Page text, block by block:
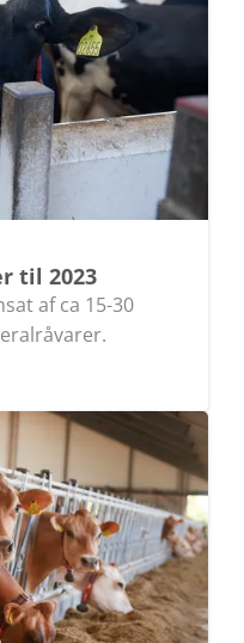
til 2023
af ca 15-30